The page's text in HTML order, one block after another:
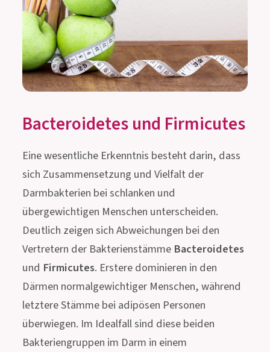
Bacteroidetes und Firmicutes
Eine wesentliche Erkenntnis besteht darin, dass
sich Zusammensetzung und Vielfalt der
Darmbakterien bei schlanken und
übergewichtigen Menschen unterscheiden.
Deutlich zeigen sich Abweichungen bei den
Vertretern der Bakterienstämme Bacteroidetes
und Firmicutes. Erstere dominieren in den
Därmen normalgewichtiger Menschen, während
letztere Stämme bei adipösen Personen
überwiegen. Im Idealfall sind diese beiden
Bakteriengruppen im Darm in einem